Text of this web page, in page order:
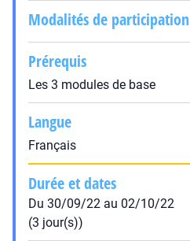
Modalités de participation
Prérequis
Les 3 modules de base
Langue
Français
Durée et dates
Du 30/09/22 au 02/10/22
(3 jour(s))